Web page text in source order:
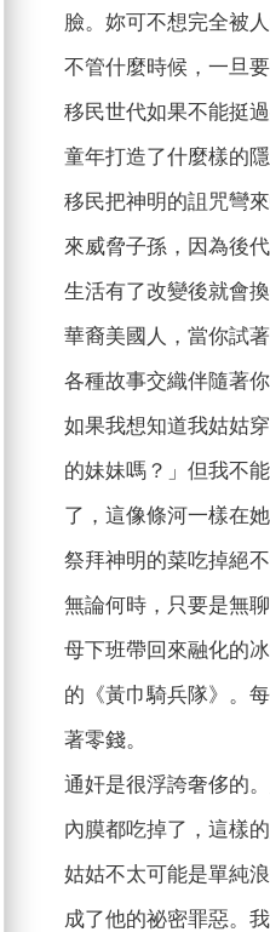
臉。妳可不想完全被
不管什麼時候，一旦
移民世代如果不能挺
童年打造了什麼樣的
移民把神明的詛咒彎
來威脅子孫，因為後
生活有了改變後就會
華裔美國人，當你試
各種故事交織伴隨著
如果我想知道我姑姑
的妹妹嗎？」但我不
了，這像條河一樣在
祭拜神明的菜吃掉絕不
無論何時，只要是無
母下班帶回來融化的
的《黃巾騎兵隊》。
著零錢。
通奸是很浮誇奢侈的
內膜都吃掉了，這樣
姑姑不太可能是單純
成了他的祕密罪惡。